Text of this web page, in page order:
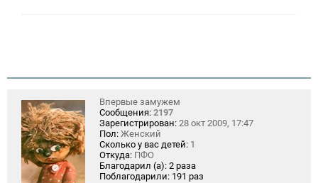
Впервые замужем
Сообщения: 2197
Зарегистрирован: 28 окт 2009, 17:47
Пол: Женский
Сколько у вас детей: 1
Откуда: ПФО
Благодарил (а): 2 раза
Поблагодарили: 191 раз